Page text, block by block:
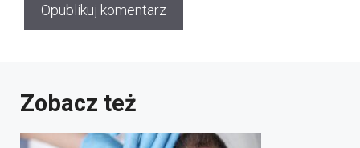
Zobacz też